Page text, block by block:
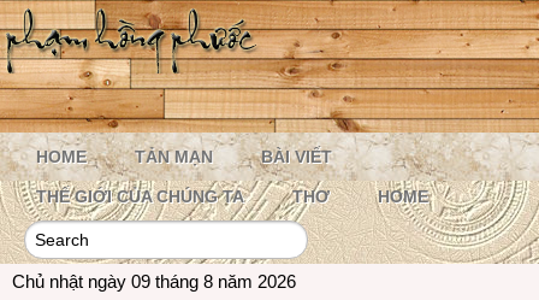
HOME TẢN MẠN BÀI VIẾT
THẾ GIỚI CỦA CHÚNG TA THƠ HOME
Chủ nhật ngày 09 tháng 8 năm 2026